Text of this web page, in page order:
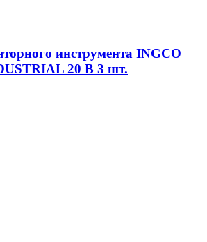
инструмента INGCO
20 В 3 шт.